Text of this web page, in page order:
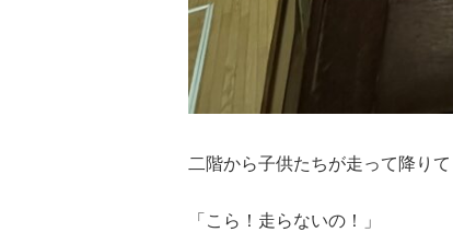
二階から子供たちが走って降りて
「こら！走らないの！」